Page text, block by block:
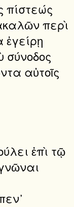
πίστεώς
περὶ
ἐγείρῃ
σύνοδος
αὐτοῖς
ἐπὶ τῷ